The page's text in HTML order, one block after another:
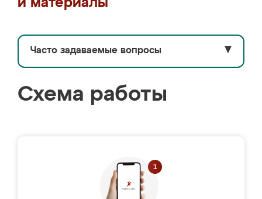
и материалы
Часто задаваемые вопросы ▼
Схема работы